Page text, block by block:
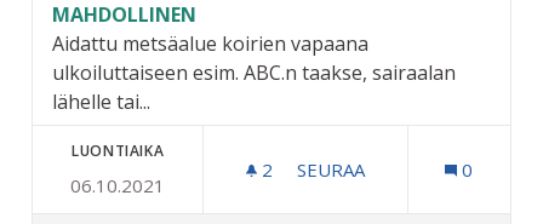
MAHDOLLINEN
Aidattu metsäalue koirien vapaana
ulkoiluttaiseen esim. ABC.n taakse, sairaalan
lähelle tai...
LUONTIAIKA
06.10.2021
2 2 SEURAAJAA
SEURAA 0